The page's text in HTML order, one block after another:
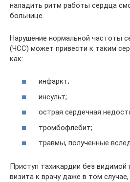
наладить ритм работы сердца
больнице.
Нарушение нормальной частоты
(ЧСС) может привести к таким
как:
инфаркт;
инсульт;
острая сердечная
тромбофлебит;
травмы, полученные
Приступ тахикардии без видимой
визита к врачу даже в том